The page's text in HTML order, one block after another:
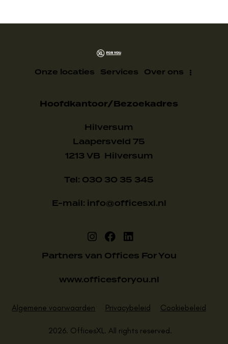
Onze locaties Services Over ons
Hoofdkantoor/Bezoekadres
Hilversum
Laapersveld 75
1213 VB Hilversum
Tel: 030 30 35 345
E-mail: info@officesxl.nl
Partners van Offices For You
www.officesforyou.nl
2026. OfficesXL. All rights reserved.
Algemene voorwaarden Privacybeleid Cookiebeleid